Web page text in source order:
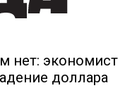
нет: экономист
доллара